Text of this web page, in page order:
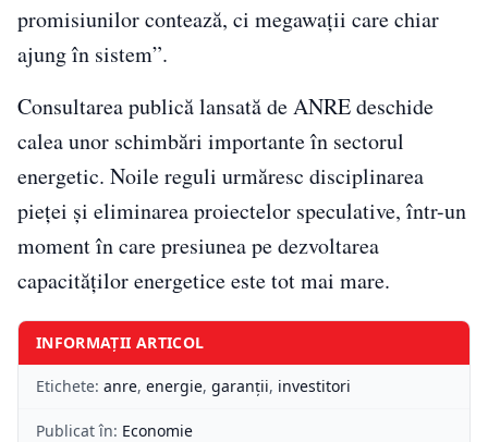
promisiunilor contează, ci megawații care chiar
ajung în sistem”.
Consultarea publică lansată de ANRE deschide
calea unor schimbări importante în sectorul
energetic. Noile reguli urmăresc disciplinarea
pieței și eliminarea proiectelor speculative, într-un
moment în care presiunea pe dezvoltarea
capacităților energetice este tot mai mare.
INFORMAȚII ARTICOL
Etichete: anre, energie, garanţii, investitori
Publicat în: Economie